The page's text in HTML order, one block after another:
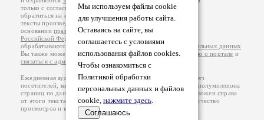
Мы используем файлы cookie
для улучшения работы сайта.
Оставаясь на сайте, вы
соглашаетесь с условиями
использования файлов cookies.
Чтобы ознакомиться с
Политикой обработки
персональных данных и файлов
cookie, нажмите здесь.
Соглашаюсь
только с согласия его автора, к которому вы можете
обратиться на его авторской странице. Ответственность за
тексты произведений авторы несут самостоятельно на
основанииправил публикацииизаконодательства
Российской Федерации
обрабатываются на основанииПолитики обработки персональных данных
Вы также можете посмотреть более подробнуюинформацию о портале и
связаться с администрацией
Ежедневная аудитория портала Проза.ру – порядка 100 тысяч
посетителей, которые в общей сумме просматривают более полумиллиона
страниц по данным счетчика посещаемости, который расположен справа
от этого текста. В каждой графе указано по две цифры: количество
просмотров и количество посетителей.